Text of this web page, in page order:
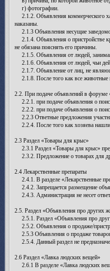
г) фотографии.
2.1.2. Объявления коммерческого
наказаны.
2.1.3 Объявления несущие
2.1.4. Объявления о пристройстве
не обязана пояснять его причины.
2.1.5. Объявления от людей,
2.1.6. Объявления от людей, чьи
2.1.7. Объявление от лиц, не
2.1.8. После того как все животные
2.2. При подаче объявлений в
2.2.1. при подаче объявления о
2.2.2. при подаче объявления о
2.2.3 Ответные предложения
2.2.4. После того как хозяева
2.3 Раздел «Товары для крыс»
2.3.1 Раздел «Товары для крыс»
2.3.2. Предложение о товарах для
2.4 Лекарственные препараты
2.4.1. В разделе «Лекарственные
2.4.2. Запрещается размещение
2.4.3. Администрация не несет
2.5. Раздел «Объявления про других
2.5.1. Раздел «Объявления про
2.5.2. Объявления о продаже/
2.5.3 Объявления о продаже
2.5.4. Данный раздел не
2.6 Раздел «Лавка людских вещей»
2.6.1 В разделе «Лавка людских